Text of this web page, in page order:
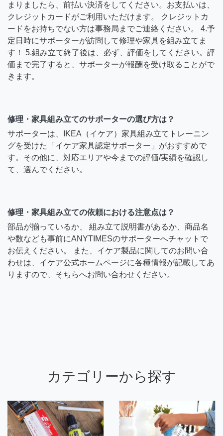
まりましたら、前払い決済をしてください。お支払いは、
クレジットカードがご利用いただけます。 クレジットカ
ードをお持ちでない方は事務局までご連絡ください。 4.予
定日時にサポーターが訪問して修理や家具を組み立てま
す！ 5.組み立て終了後は、必ず、評価をしてください。評
価まで完了すると、サポーターが報酬を受け取ることがで
きます。
修理・家具組み立てのサポーターの選び方は？
サポーターは、IKEA（イケア）家具組み立てトレーニン
グを受けた「イケア家具認定サポーター」がおすすめで
す。その他に、対応エリアや今までの評価/実績を確認し
て、選んでください。
修理・家具組み立ての依頼における注意点は？
部品が揃っているか、 組み立て説明書があるか、商品名
や数なども事前にANYTIMESのサポーターへチャットで
お伝えください。 また、イケア製品に関してのお問い合
わせは、イケア公式ホームページに各種情報が記載してあ
りますので、そちらへお問い合わせください。
カテゴリーから探す